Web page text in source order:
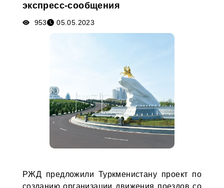
экспресс-сообщения
953 05.05.2023
РЖД предложили Туркменистану проект по
созданию организации движения поездов со